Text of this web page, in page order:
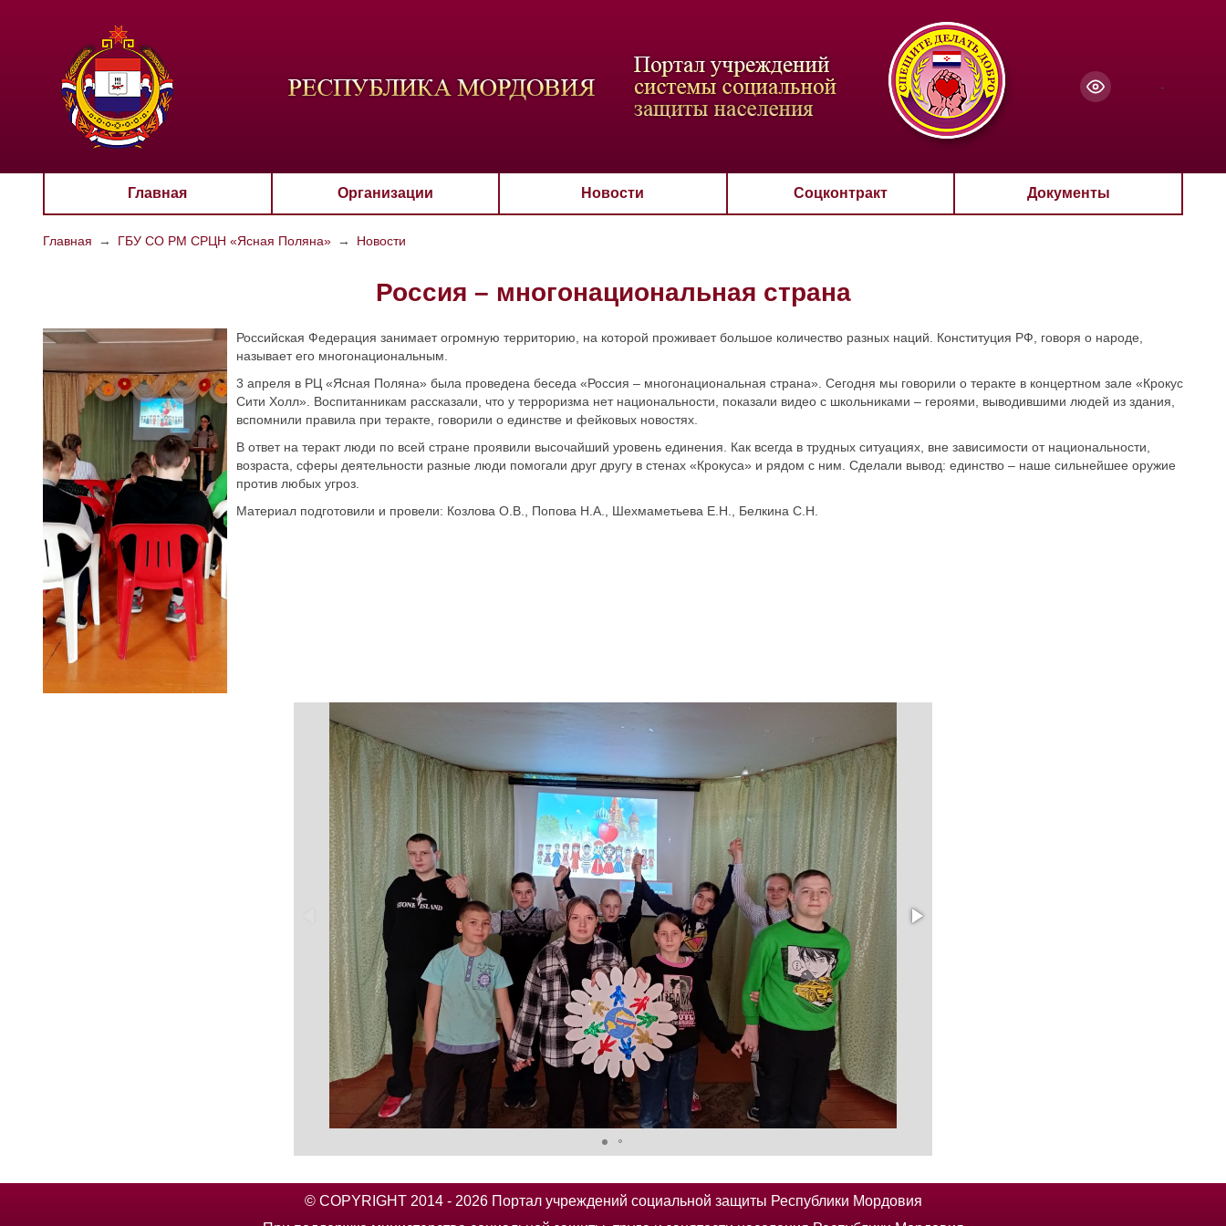
Скрыть Ч/б
-
Главная Организации Новости Соцконтракт Документы
Главная → ГБУ СО РМ СРЦН «Ясная Поляна» → Новости
Россия – многонациональная страна
Российская Федерация занимает огромную территорию, на которой проживает большое количество разных наций. Конституция РФ, говоря о народе,
называет его многонациональным.
3 апреля в РЦ «Ясная Поляна» была проведена беседа «Россия – многонациональная страна». Сегодня мы говорили о теракте в концертном зале «Крокус
Сити Холл». Воспитанникам рассказали, что у терроризма нет национальности, показали видео с школьниками – героями, выводившими людей из здания,
вспомнили правила при теракте, говорили о единстве и фейковых новостях.
В ответ на теракт люди по всей стране проявили высочайший уровень единения. Как всегда в трудных ситуациях, вне зависимости от национальности,
возраста, сферы деятельности разные люди помогали друг другу в стенах «Крокуса» и рядом с ним. Сделали вывод: единство – наше сильнейшее оружие
против любых угроз.
Материал подготовили и провели: Козлова О.В., Попова Н.А., Шехмаметьева Е.Н., Белкина С.Н.
© COPYRIGHT 2014 - 2026 Портал учреждений социальной защиты Республики Мордовия